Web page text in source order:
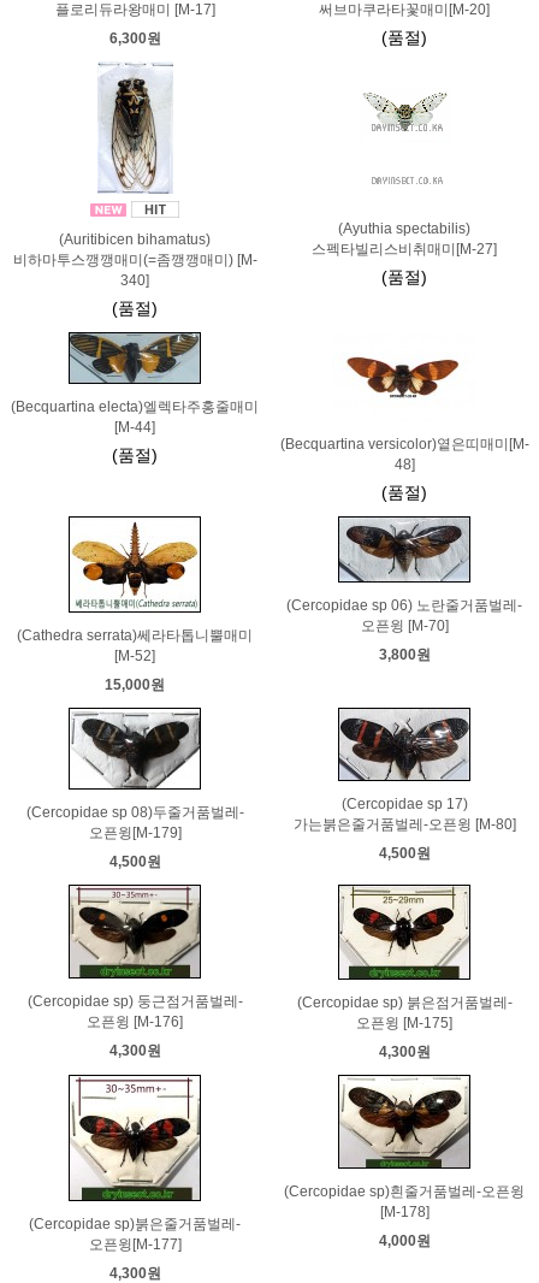
플로리듀라왕매미 [M-17]
6,300원
써브마쿠라타꽃매미[M-20]
(품절)
(Auritibicen bihamatus)
비하마투스깽깽매미(=좀깽깽매미) [M-
340]
(품절)
(Ayuthia spectabilis)
스펙타빌리스비취매미[M-27]
(품절)
(Becquartina electa)엘렉타주홍줄매미
[M-44]
(품절)
(Becquartina versicolor)옅은띠매미[M-
48]
(품절)
(Cathedra serrata)쎄라타톱니뿔매미
[M-52]
15,000원
(Cercopidae sp 06) 노란줄거품벌레-
오픈윙 [M-70]
3,800원
(Cercopidae sp 08)두줄거품벌레-
오픈윙[M-179]
4,500원
(Cercopidae sp 17)
가는붉은줄거품벌레-오픈윙 [M-80]
4,500원
(Cercopidae sp) 둥근점거품벌레-
오픈윙 [M-176]
4,300원
(Cercopidae sp) 붉은점거품벌레-
오픈윙 [M-175]
4,300원
(Cercopidae sp)붉은줄거품벌레-
오픈윙[M-177]
4,300원
(Cercopidae sp)흰줄거품벌레-오픈윙
[M-178]
4,000원